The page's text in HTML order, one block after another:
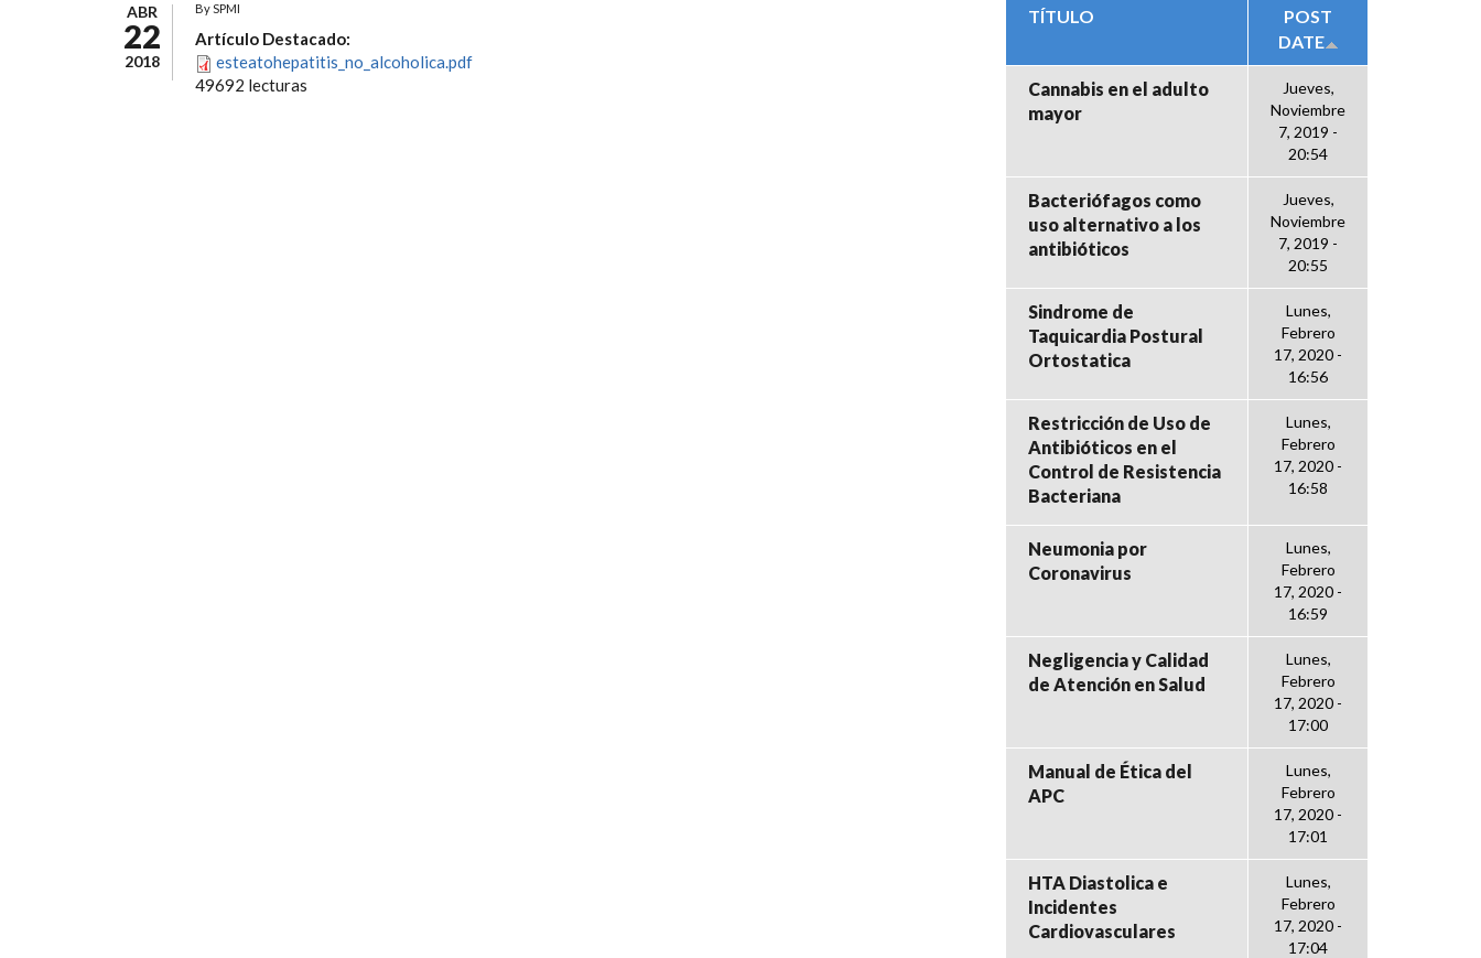
ABR
22
2018
BySPMI
Artículo Destacado:
esteatohepatitis_no_alcoholica.pdf
49692 lecturas
TÍTULO
POST
DATE
Cannabis en el adulto
mayor
Jueves,
Noviembre
7, 2019 -
20:54
Bacteriófagos como
uso alternativo a los
antibióticos
Jueves,
Noviembre
7, 2019 -
20:55
Sindrome de
Taquicardia Postural
Ortostatica
Lunes,
Febrero
17, 2020 -
16:56
Restricción de Uso de
Antibióticos en el
Control de Resistencia
Bacteriana
Lunes,
Febrero
17, 2020 -
16:58
Neumonia por
Coronavirus
Lunes,
Febrero
17, 2020 -
16:59
Negligencia y Calidad
de Atención en Salud
Lunes,
Febrero
17, 2020 -
17:00
Manual de Ética del
APC
Lunes,
Febrero
17, 2020 -
17:01
HTA Diastolica e
Incidentes
Cardiovasculares
Lunes,
Febrero
17, 2020 -
17:04